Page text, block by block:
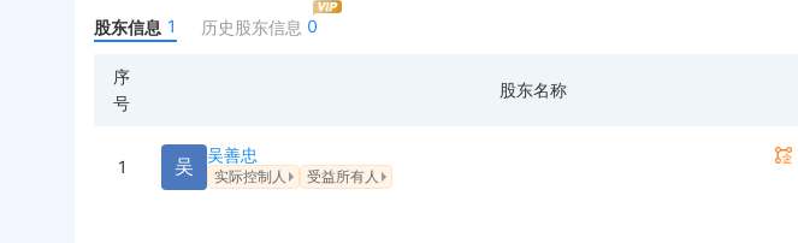
股东信息 1 历史股东信息 0
序
号
股东名称
1 吴
吴善忠
实际控制人 受益所有人